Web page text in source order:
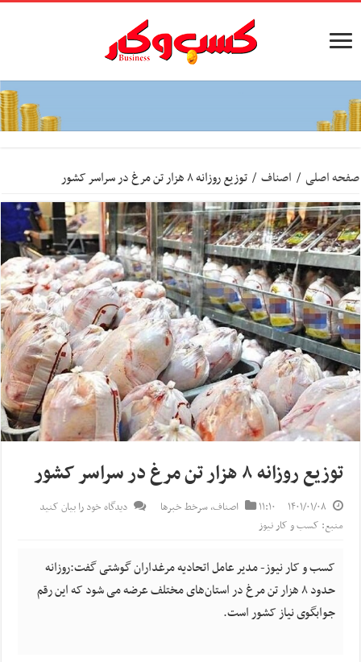
صفحه اصلی / اصناف / توزیع روزانه ۸ هزار تن مرغ در سراسر کشور
توزیع روزانه ۸ هزار تن مرغ در سراسر کشور
۱۴۰۱/۰۱/۰۸ ۱۱:۱۰ اصناف,سرخط خبرها
دیدگاه خود را بیان کنید
منبع: کسب و کار نیوز
کسب و کار نیوز- مدیر عامل اتحادیه مرغداران گوشتی گفت:روزانه
حدود ۸ هزار تن مرغ در استان‌های مختلف عرضه می شود که این رقم
جوابگوی نیاز کشور است.